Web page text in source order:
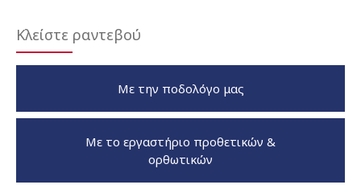
Κλείστε ραντεβού
Με την ποδολόγο μας
Με το εργαστήριο προθετικών &
ορθωτικών